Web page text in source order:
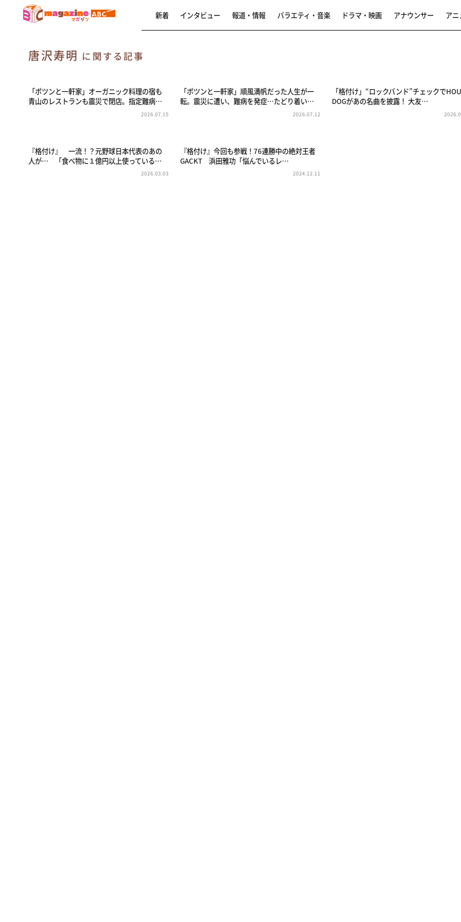
新着 インタビュー 報道・情報 バラエティ・音楽 ドラマ・映画 アナウンサー アニ
唐沢寿明 に関する記事
「ポツンと一軒家」オーガニック料理の宿も
青山のレストランも震災で閉店。指定難病…
2026.07.15
「ポツンと一軒家」順風満帆だった人生が一
転。震災に遭い、難病を発症…たどり着い…
2026.07.12
「格付け」“ロックバンド”チェックで
DOGがあの名曲を披露！ 大友…
『格付け』 一流！？元野球日本代表のあの
人が… 「食べ物に１億円以上使っている…
2026.03.03
『格付け』今回も参戦！76連勝中の絶対王者
GACKT 浜田雅功「悩んでいるレ…
2024.12.11